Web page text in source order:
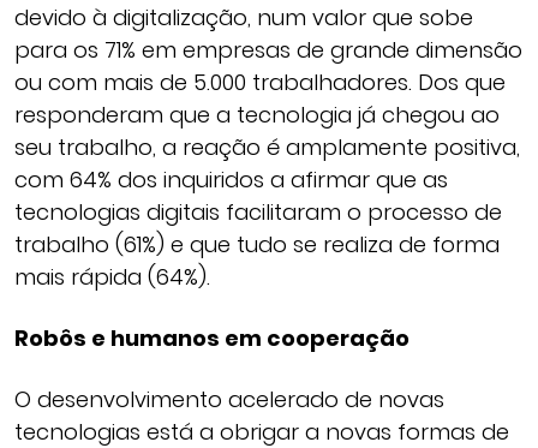
devido à digitalização, num valor que sobe
para os 71% em empresas de grande dimensão
ou com mais de 5.000 trabalhadores. Dos que
responderam que a tecnologia já chegou ao
seu trabalho, a reação é amplamente positiva,
com 64% dos inquiridos a afirmar que as
tecnologias digitais facilitaram o processo de
trabalho (61%) e que tudo se realiza de forma
mais rápida (64%).
Robôs e humanos em cooperação
O desenvolvimento acelerado de novas
tecnologias está a obrigar a novas formas de